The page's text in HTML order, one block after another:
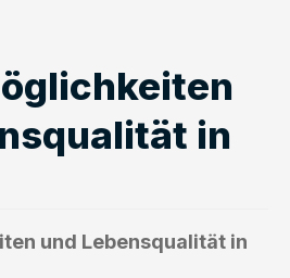
in
und Lebensqualität in